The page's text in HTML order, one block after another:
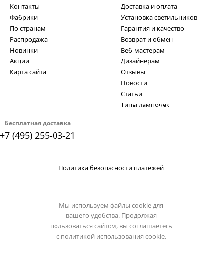
Бесплатная доставка
+7 (495) 255-03-21
Контакты
Фабрики
По странам
Распродажа
Новинки
Акции
Карта сайта
Доставка и оплата
Установка светильников
Гарантия и качество
Возврат и обмен
Веб-мастерам
Дизайнерам
Отзывы
Новости
Статьи
Типы лампочек
Политика безопасности платежей
Мы используем файлы cookie для
вашего удобства. Продолжая
пользоваться сайтом, вы соглашаетесь
с политикой использования cookie.